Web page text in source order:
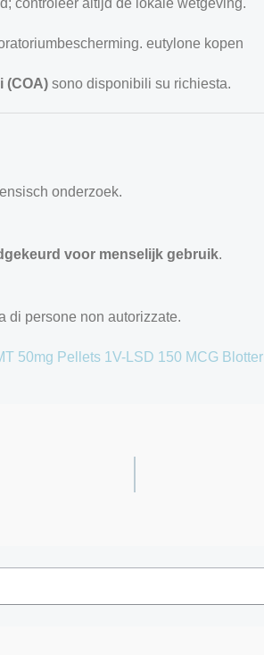
eutylone kopen
(COA) sono disponibili su richiesta.
onderzoek.
voor menselijk gebruik.
di persone non autorizzate.
50mg Pellets 1V-LSD 150 MCG Blotter